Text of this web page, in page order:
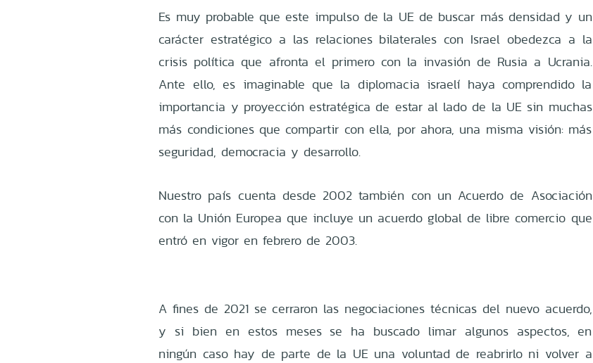
Es muy probable que este impulso de la UE de buscar más densidad y un
carácter estratégico a las relaciones bilaterales con Israel obedezca a la
crisis política que afronta el primero con la invasión de Rusia a Ucrania.
Ante ello, es imaginable que la diplomacia israelí haya comprendido la
importancia y proyección estratégica de estar al lado de la UE sin muchas
más condiciones que compartir con ella, por ahora, una misma visión: más
seguridad, democracia y desarrollo.
Nuestro país cuenta desde 2002 también con un Acuerdo de Asociación
con la Unión Europea que incluye un acuerdo global de libre comercio que
entró en vigor en febrero de 2003.
A fines de 2021 se cerraron las negociaciones técnicas del nuevo acuerdo,
y si bien en estos meses se ha buscado limar algunos aspectos, en
ningún caso hay de parte de la UE una voluntad de reabrirlo ni volver a